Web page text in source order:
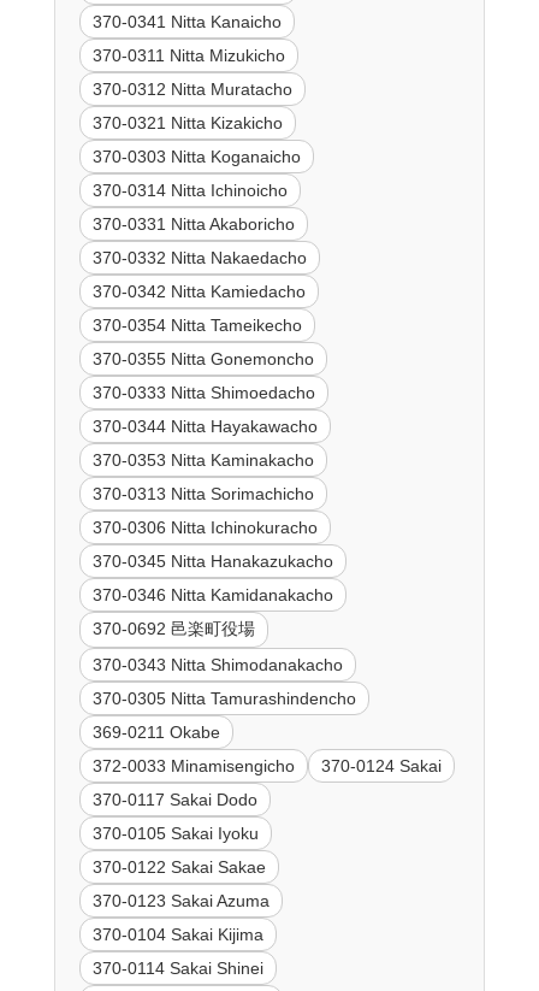
370-0341 Nitta Kanaicho
370-0311 Nitta Mizukicho
370-0312 Nitta Muratacho
370-0321 Nitta Kizakicho
370-0303 Nitta Koganaicho
370-0314 Nitta Ichinoicho
370-0331 Nitta Akaboricho
370-0332 Nitta Nakaedacho
370-0342 Nitta Kamiedacho
370-0354 Nitta Tameikecho
370-0355 Nitta Gonemoncho
370-0333 Nitta Shimoedacho
370-0344 Nitta Hayakawacho
370-0353 Nitta Kaminakacho
370-0313 Nitta Sorimachicho
370-0306 Nitta Ichinokuracho
370-0345 Nitta Hanakazukacho
370-0346 Nitta Kamidanakacho
370-0692 邑楽町役場
370-0343 Nitta Shimodanakacho
370-0305 Nitta Tamurashindencho
369-0211 Okabe
372-0033 Minamisengicho
370-0124 Sakai
370-0117 Sakai Dodo
370-0105 Sakai Iyoku
370-0122 Sakai Sakae
370-0123 Sakai Azuma
370-0104 Sakai Kijima
370-0114 Sakai Shinei